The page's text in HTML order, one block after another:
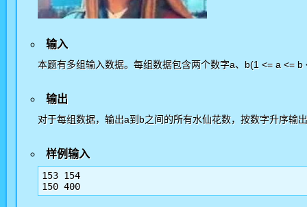
输入
本题有多组输入数据。每组数据包含两个数字a、b(1 <= a <= b
输出
对于每组数据，输出a到b之间的所有水仙花数，按数字升序输
样例输入
153 154